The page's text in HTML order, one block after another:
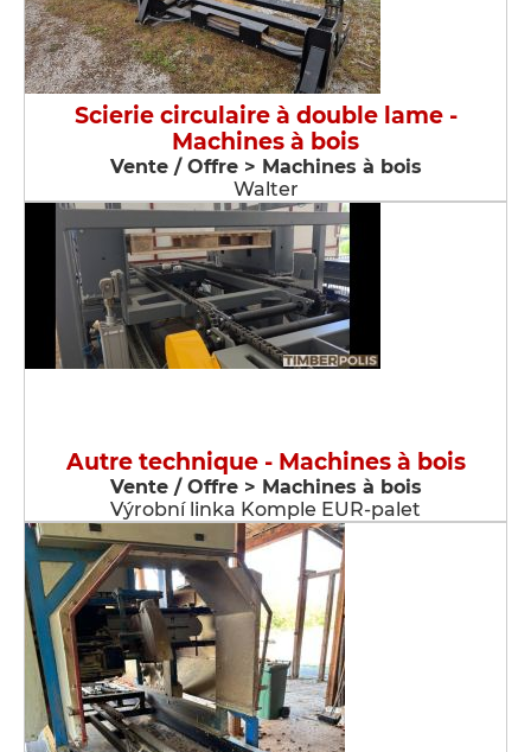
Scierie circulaire à double lame -
Machines à bois
Vente / Offre > Machines à bois
Walter
Autre technique - Machines à bois
Vente / Offre > Machines à bois
Výrobní linka Komple EUR-palet